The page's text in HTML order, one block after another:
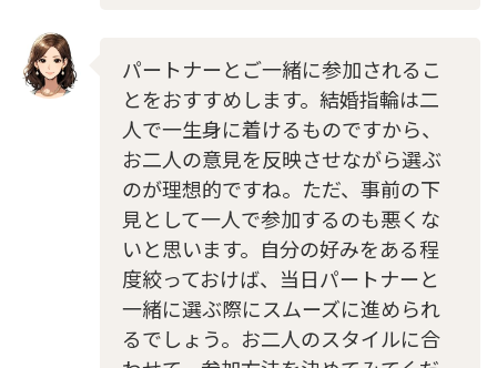
パートナーとご一緒に参加されるこ
とをおすすめします。結婚指輪は二
人で一生身に着けるものですから、
お二人の意見を反映させながら選ぶ
のが理想的ですね。ただ、事前の下
見として一人で参加するのも悪くな
いと思います。自分の好みをある程
度絞っておけば、当日パートナーと
一緒に選ぶ際にスムーズに進められ
るでしょう。お二人のスタイルに合